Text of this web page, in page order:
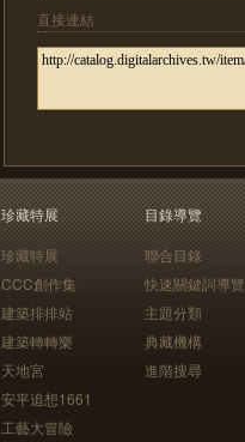
直接連結
珍藏特展
珍藏特展
CCC創作集
建築排排站
建築轉轉樂
天地宮
安平追想1661
工藝大冒險
目錄導覽
聯合目錄
快速關鍵詞導覽
主題分類
典藏機構
進階搜尋